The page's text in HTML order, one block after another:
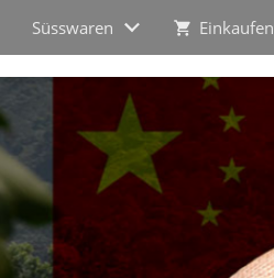
Süsswaren Einkaufen